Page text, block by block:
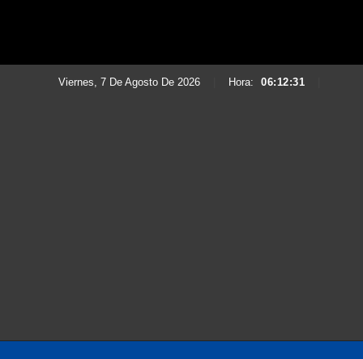
Viernes, 7 De Agosto De 2026 Hora: 06:12:32